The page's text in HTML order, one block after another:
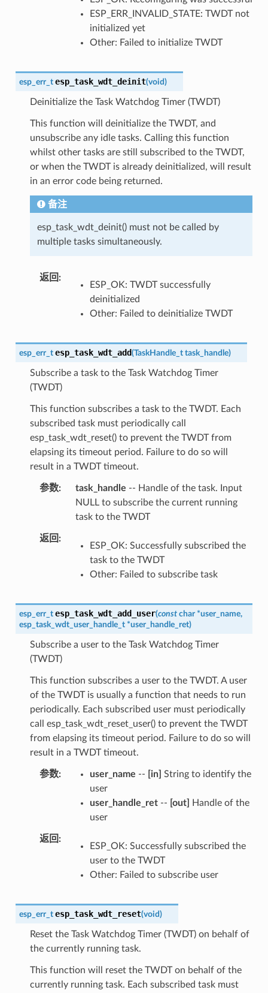
ESP_ERR_INVALID_STATE: TWDT not
initialized yet
Other: Failed to initialize TWDT
esp_err_t esp_task_wdt_deinit(void)
Deinitialize the Task Watchdog Timer (TWDT)
This function will deinitialize the TWDT, and
unsubscribe any idle tasks. Calling this function
whilst other tasks are still subscribed to the TWDT,
or when the TWDT is already deinitialized, will result
in an error code being returned.
备注
esp_task_wdt_deinit() must not be called by
multiple tasks simultaneously.
返回
ESP_OK: TWDT successfully
deinitialized
Other: Failed to deinitialize TWDT
esp_err_t esp_task_wdt_add(TaskHandle_t task_handle)
Subscribe a task to the Task Watchdog Timer
(TWDT)
This function subscribes a task to the TWDT. Each
subscribed task must periodically call
esp_task_wdt_reset() to prevent the TWDT from
elapsing its timeout period. Failure to do so will
result in a TWDT timeout.
参数 task_handle -- Handle of the task. Input
NULL to subscribe the current running
task to the TWDT
返回
ESP_OK: Successfully subscribed the
task to the TWDT
Other: Failed to subscribe task
esp_err_t esp_task_wdt_add_user(const char *user_name,
esp_task_wdt_user_handle_t *user_handle_ret)
Subscribe a user to the Task Watchdog Timer
(TWDT)
This function subscribes a user to the TWDT. A user
of the TWDT is usually a function that needs to run
periodically. Each subscribed user must periodically
call esp_task_wdt_reset_user() to prevent the TWDT
from elapsing its timeout period. Failure to do so will
result in a TWDT timeout.
参数 user_name -- [in] String to identify the
user
user_handle_ret-- [out]
Handle of the
user
返回
ESP_OK: Successfully subscribed the
user to the TWDT
Other: Failed to subscribe user
esp_err_t esp_task_wdt_reset(void)
Reset the Task Watchdog Timer (TWDT) on behalf of
the currently running task.
This function will reset the TWDT on behalf of the
currently running task. Each subscribed task must